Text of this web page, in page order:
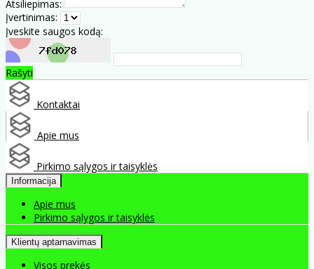
Atsiliepimas:
Įvertinimas:
Įveskite saugos kodą:
Rašyti
Kontaktai
Apie mus
Pirkimo sąlygos ir taisyklės
Informacija
Apie mus
Pirkimo sąlygos ir taisyklės
Klientų aptarnavimas
Visos prekės